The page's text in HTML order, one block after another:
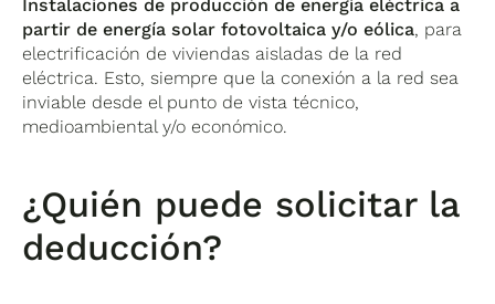
Instalaciones de producción de energía eléctrica a
partir de energía solar fotovoltaica y/o eólica, para
electrificación de viviendas aisladas de la red
eléctrica. Esto, siempre que la conexión a la red sea
inviable desde el punto de vista técnico,
medioambiental y/o económico.
¿Quién puede solicitar la
deducción?